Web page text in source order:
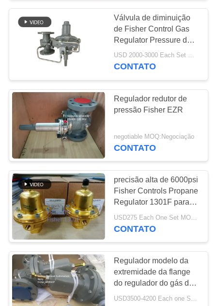
Válvula de diminuição
de Fisher Control Gas
Regulator Pressure da
extremidade da flange
de Fisher 299H
USD 2000-3000 Each Set MOQ:1set
CONTATO
Regulador redutor de
pressão Fisher EZR
negotiable MOQ:Negociação
CONTATO
precisão alta de 6000psi
Fisher Controls Propane
Regulator 1301F para a
compressão
USD275 Each One Set MOQ:6Sets
CONTATO
Regulador modelo da
extremidade da flange
do regulador do gás do
modelo da válvula de
USD3500-4200 Each one Set MOQ:Negociação